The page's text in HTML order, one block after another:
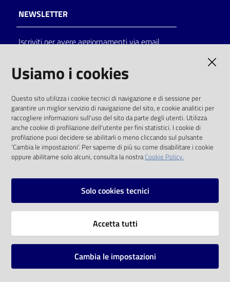
Catalogo
on line
Eventi
Chiedi al
bibliotecario
NEWSLETTER
Iscriviti per avere aggiornamenti via email
solo alle condizioni previste dalla direttiva
comunitaria 2003/98/CE e dal d.lgs. 36/2006
SOCIAL
Instagram
Vai alla pagina
Mappa del sito
Usiamo i cookies
Questo sito utilizza i cookie tecnici di navigazione e di sessione per
garantire un miglior servizio di navigazione del sito, e cookie analitici per
raccogliere informazioni sull'uso del sito da parte degli utenti. Utilizza
anche cookie di profilazione dell'utente per fini statistici. I cookie di
profilazione puoi decidere se abilitarli o meno cliccando sul pulsante
'Cambia le impostazioni'. Per saperne di più su come disabilitare i cookie
oppure abilitarne solo alcuni, consulta la nostraCookie Policy.
Solo cookies tecnici
Accetta tutti
Cambia le impostazioni